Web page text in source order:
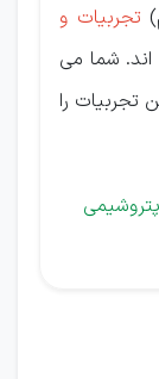
تجربیات و
اند. شما می
تجربیات را